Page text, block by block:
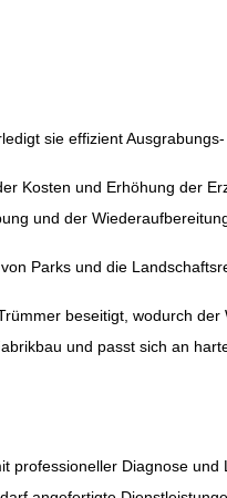
sie effizient
Kosten und Erhöhung der
und der
Parks und die
beseitigt, wodurch
und passt sich an
professioneller Diagnose und